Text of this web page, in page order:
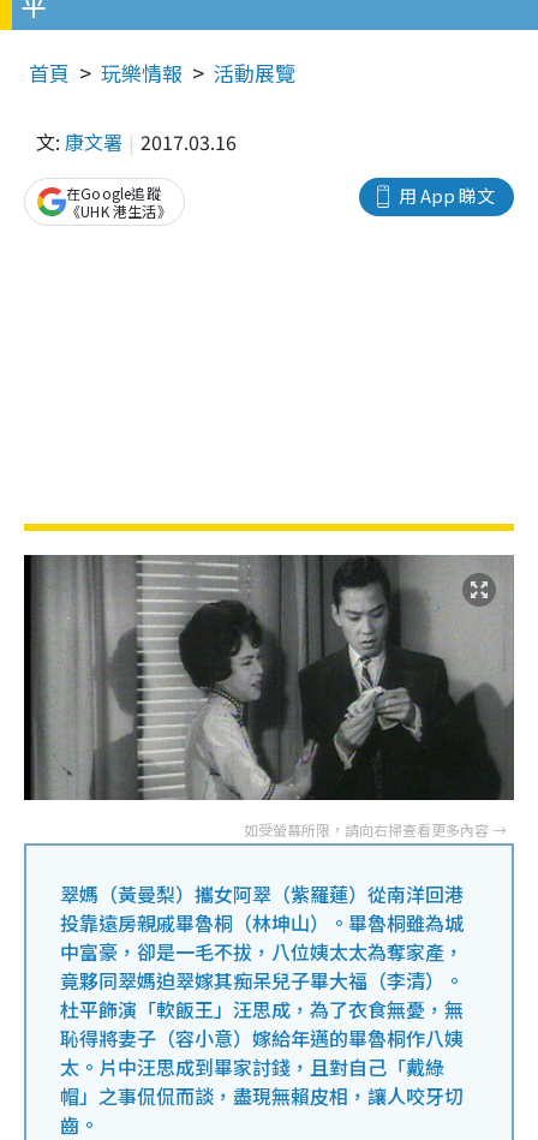
首頁 玩樂情報 活動展覽
文: 康文署 2017.03.16
用 App 睇文
在Google追蹤
《UHK 港生活》
翠媽（黃曼梨）攜女阿翠（紫羅蓮）從南洋回港
投靠遠房親戚畢魯桐（林坤山）。畢魯桐雖為城
中富豪，卻是一毛不拔，八位姨太太為奪家產，
竟夥同翠媽迫翠嫁其痴呆兒子畢大福（李清）。
杜平飾演「軟飯王」汪思成，為了衣食無憂，無
恥得將妻子（容小意）嫁給年邁的畢魯桐作八姨
太。片中汪思成到畢家討錢，且對自己「戴綠
帽」之事侃侃而談，盡現無賴皮相，讓人咬牙切
齒。